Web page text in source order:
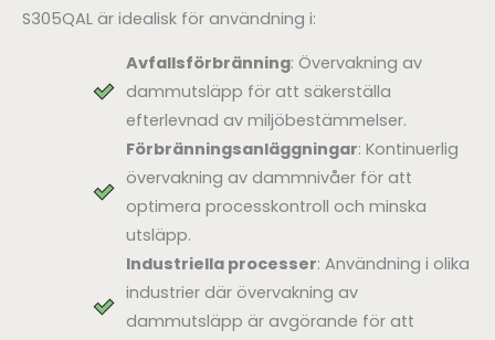
S305QAL är idealisk för användning i:
Avfallsförbränning: Övervakning av
dammutsläpp för att säkerställa
efterlevnad av miljöbestämmelser.
Förbränningsanläggningar: Kontinuerlig
övervakning av dammnivåer för att
optimera processkontroll och minska
utsläpp.
Industriella processer: Användning i olika
industrier där övervakning av
dammutsläpp är avgörande för att